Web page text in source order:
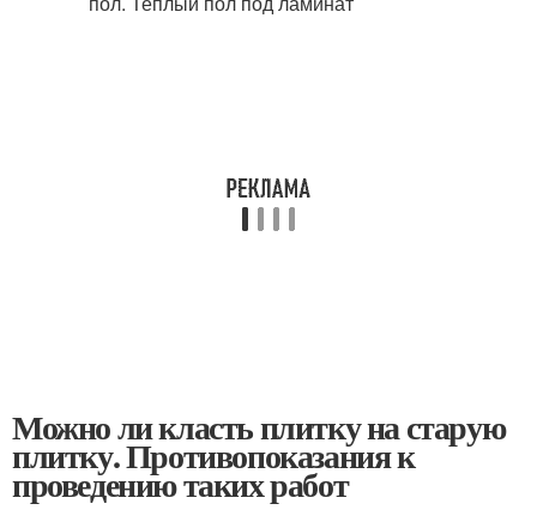
Можно ли класть плитку на старую
плитку. Противопоказания к
проведению таких работ